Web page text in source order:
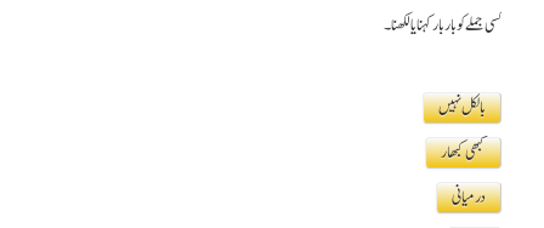
کسی جملے کو بار بار کہنا یا لکھنا۔
بالکل نہیں
کبھی کبھار
درمیانی